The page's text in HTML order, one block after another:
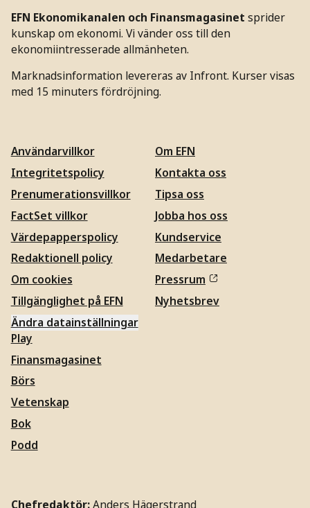
EFN Ekonomikanalen och Finansmagasinet sprider
kunskap om ekonomi. Vi vänder oss till den
ekonomiintresserade allmänheten.
Marknadsinformation levereras av Infront. Kurser visas
med 15 minuters fördröjning.
Användarvillkor
Integritetspolicy
Prenumerationsvillkor
FactSet villkor
Värdepapperspolicy
Redaktionell policy
Om cookies
Tillgänglighet på EFN
Ändra datainställningar
Om EFN
Kontakta oss
Tipsa oss
Jobba hos oss
Kundservice
Medarbetare
Pressrum
Nyhetsbrev
Play
Finansmagasinet
Börs
Vetenskap
Bok
Podd
Chefredaktör:Anders Hägerstrand